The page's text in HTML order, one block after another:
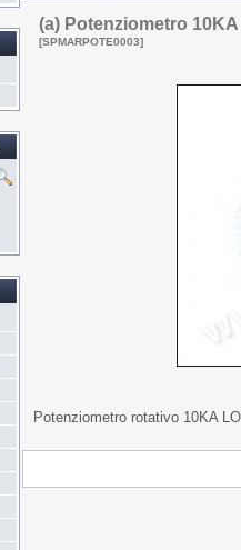
(a) Potenziometro 10KA
[SPMARPOTE0003]
Potenziometro rotativo 10KA